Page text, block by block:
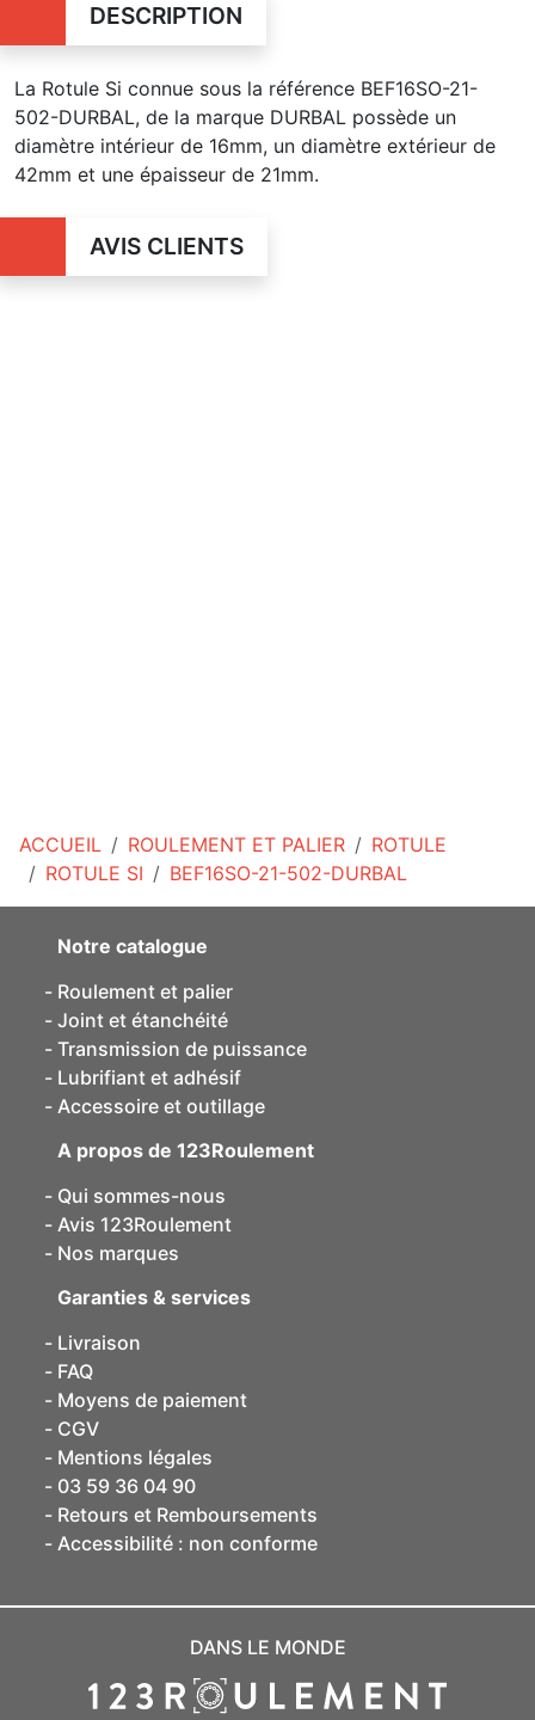
ACCUEIL ROULEMENT ET PALIER
ROTULE
ROTULE SI
BEF16SO-21-502-DURBAL
DESCRIPTION
La Rotule Si connue sous la référence BEF16SO-21-
502-DURBAL, de la marque DURBAL possède un
diamètre intérieur de 16mm, un diamètre extérieur de
42mm et une épaisseur de 21mm.
AVIS CLIENTS
Notre catalogue
Roulement et palier
Joint et étanchéité
Transmission de puissance
Lubrifiant et adhésif
Accessoire et outillage
A propos de 123Roulement
Qui sommes-nous
Avis 123Roulement
Nos marques
Garanties & services
Livraison
FAQ
Moyens de paiement
CGV
Mentions légales
03 59 36 04 90
Retours et Remboursements
Accessibilité : non conforme
DANS LE MONDE